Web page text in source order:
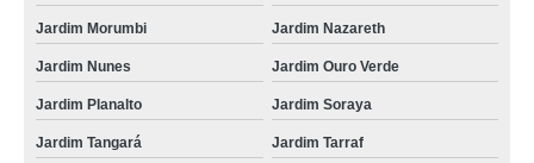
Jardim Morumbi Jardim Nazareth
Jardim Nunes Jardim Ouro Verde
Jardim Planalto Jardim Soraya
Jardim Tangará Jardim Tarraf